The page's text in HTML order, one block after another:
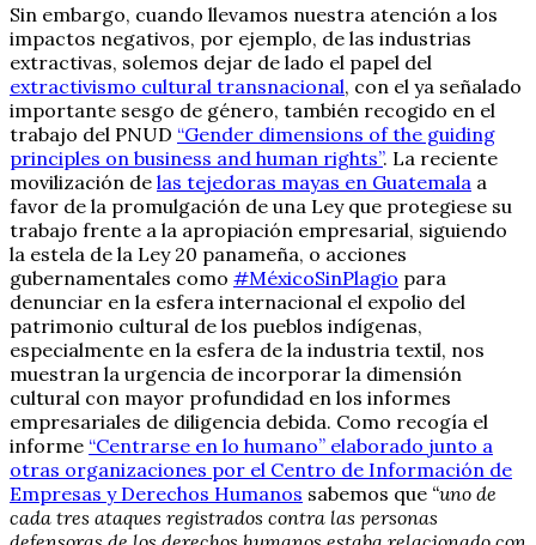
Sin embargo, cuando llevamos nuestra atención a los
impactos negativos, por ejemplo, de las industrias
extractivas, solemos dejar de lado el papel del
extractivismo cultural transnacional, con el ya señalado
importante sesgo de género, también recogido en el
trabajo del PNUD “Gender dimensions of the guiding
principles on business and human rights”. La reciente
movilización de las tejedoras mayas en Guatemala a
favor de la promulgación de una Ley que protegiese su
trabajo frente a la apropiación empresarial, siguiendo
la estela de la Ley 20 panameña, o acciones
gubernamentales como #MéxicoSinPlagio para
denunciar en la esfera internacional el expolio del
patrimonio cultural de los pueblos indígenas,
especialmente en la esfera de la industria textil, nos
muestran la urgencia de incorporar la dimensión
cultural con mayor profundidad en los informes
empresariales de diligencia debida. Como recogía el
informe “Centrarse en lo humano” elaborado junto a
otras organizaciones por el Centro de Información de
Empresas y Derechos Humanos sabemos que “uno de
cada tres ataques registrados contra las personas